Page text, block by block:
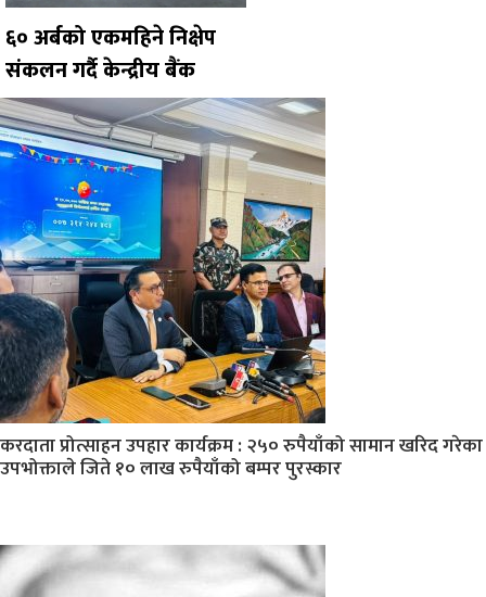
६० अर्बको एकमहिने निक्षेप
संकलन गर्दै केन्द्रीय बैंक
करदाता प्रोत्साहन उपहार कार्यक्रम : २५० रुपैयाँको सामान खरिद गरेका
उपभोक्ताले जिते १० लाख रुपैयाँको बम्पर पुरस्कार